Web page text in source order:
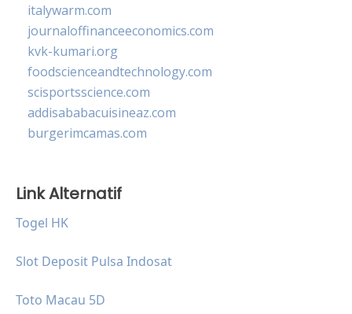
italywarm.com
journaloffinanceeconomics.com
kvk-kumari.org
foodscienceandtechnology.com
scisportsscience.com
addisababacuisineaz.com
burgerimcamas.com
Link Alternatif
Togel HK
Slot Deposit Pulsa Indosat
Toto Macau 5D